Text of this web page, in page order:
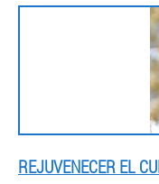
REJUVENECER EL